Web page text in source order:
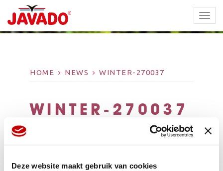
Deze website maakt gebruik van cookies
HOME NEWS WINTER-270037
WINTER-270037